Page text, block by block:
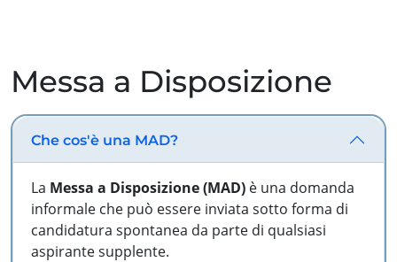
Messa a Disposizione
Che cos'è una MAD?
La Messa a Disposizione (MAD) è una domanda
informale che può essere inviata sotto forma di
candidatura spontanea da parte di qualsiasi
aspirante supplente.